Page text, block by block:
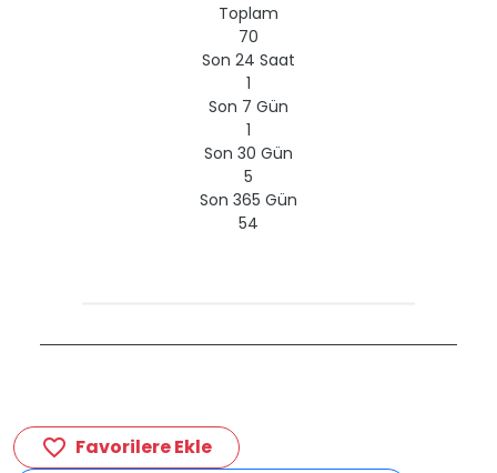
Toplam
70
Son 24 Saat
1
Son 7 Gün
1
Son 30 Gün
5
Son 365 Gün
54
favorite_border Favorilere Ekle